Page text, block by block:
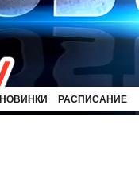
НОВИНКИ РАСПИСАНИЕ